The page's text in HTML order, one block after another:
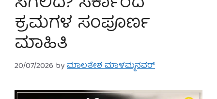
ಕ್ರಮಗಳ ಸಂಪೂರ್ಣ
ಮಾಹಿತಿ
20/07/2026 byಮಾಲತೇಶ ಮಾಳಮ್ಮನವರ್